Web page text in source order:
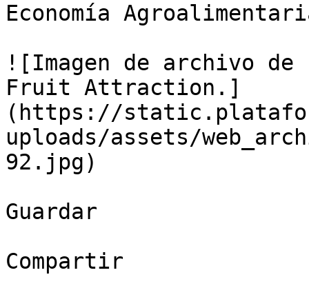
Economía
![Imagen de archivo
Fruit Attraction.]
(https://
uploads/assets/
92.jpg)
Guardar
Compartir